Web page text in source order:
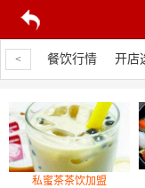
<
线 餐饮行情 开店
私蜜茶茶饮加盟